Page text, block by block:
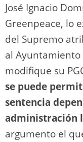
José Ignacio
Greenpeace, lo
del Supremo
al
modifique su
se puede
sentencia
administración
argumento el